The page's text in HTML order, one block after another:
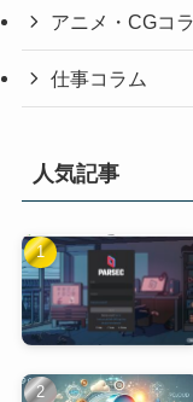
アニメ・CGコ
仕事コラム
人気記事